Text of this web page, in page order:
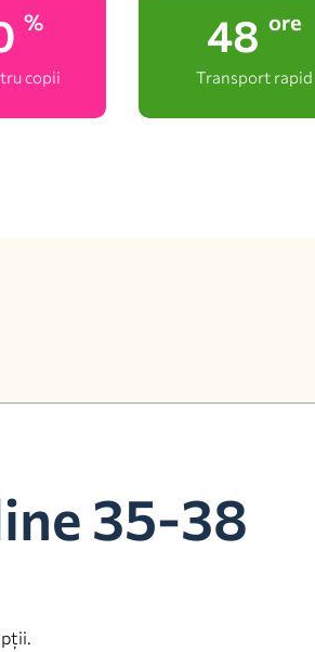
%
copii
48 ore
Transport rapid
35-38